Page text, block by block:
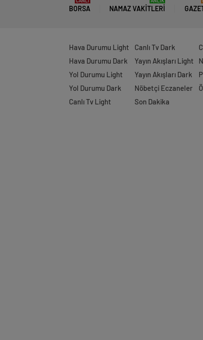
BORSA NAMAZ VAKITLERI
Hava Durumu Light
Hava Durumu Dark
Yol Durumu Light
Yol Durumu Dark
Canlı Tv Light
Canlı Tv Dark
Yayın Akışları Light
Yayın Akışları Dark
Nöbetçi Eczaneler
Son Dakika